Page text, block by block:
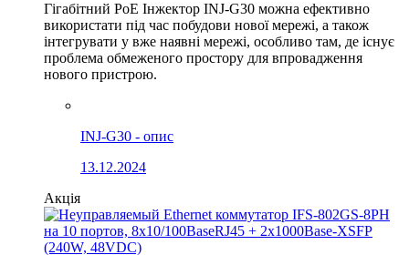
Гігабітний PoE Інжектор INJ-G30 можна ефективно
використати під час побудови нової мережі, а також
інтегрувати у вже наявні мережі, особливо там, де існує
проблема обмеженого простору для впровадження
нового пристрою.
INJ-G30 - опис
13.12.2024
Акція